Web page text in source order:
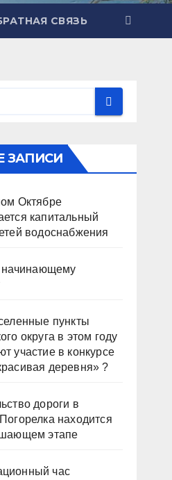
СВЯЗЬ
ЗАПИСИ
Октябре
капитальный
водоснабжения
начинающему
пункты
округа в этом году
участие в конкурсе
деревня» ?
дороги в
находится
этапе
час